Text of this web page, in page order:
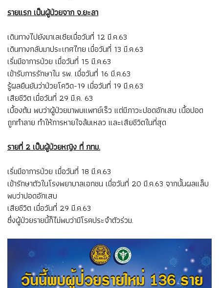
รายแรก เป็นผู้ป่วยจาก จ.ยะลา
เดินทางไปยังมาเลเซียเมื่อวันที่ 12 มี.ค.63
เดินทางกลับมาประเทศไทย เมื่อวันที่ 13 มี.ค.63
เริ่มมีอาการป่วย เมื่อวันที่ 15 มี.ค.63
เข้ารับการรักษาใน รพ. เมื่อวันที่ 16 มี.ค.63
รู้ผลยืนยันว่าป่วยโควิด-19 เมื่อวันที่ 19 มี.ค.63
เสียชีวิต เมื่อวันที่ 29 มี.ค. 63
เบื้องต้น พบว่าผู้ป่วยมาพบแพทย์เร็ว แต่มีภาวะปอดอักเสบ เนื้อปอด
ถูกทำลาย ทำให้การหายใจล้มเหลว และเสียชีวิตในที่สุด
รายที่ 2 เป็นผู้ป่วยหญิง ที่ กทม.
เริ่มมีอาการป่วย เมื่อวันที่ 18 มี.ค.63
เข้ารักษาตัวในโรงพยาบาลเอกชน เมื่อวันที่ 20 มี.ค.63 จากนั้นผลแล็บ
พบว่าปอดอักเสบ
เสียชีวิต เมื่อวันที่ 29 มี.ค.63
ซึ่งผู้ป่วยรายนี้ก็ไม่พบว่ามีโรคประจำตัวร่วม.